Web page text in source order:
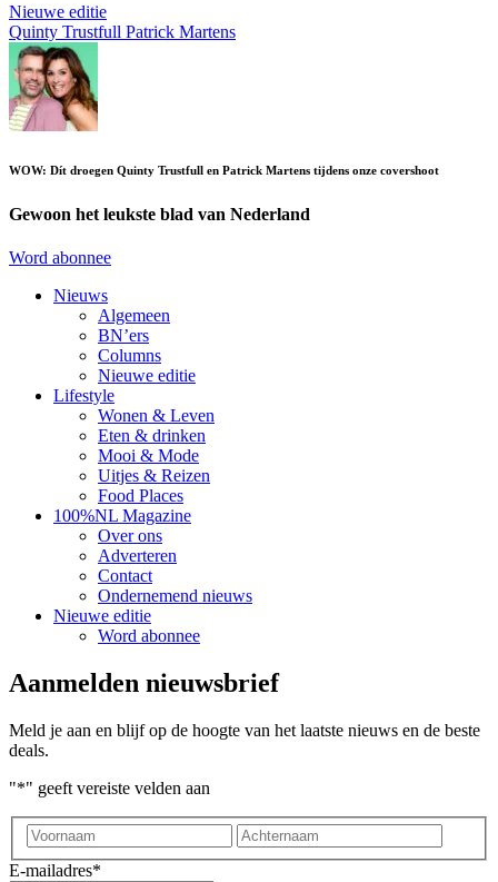
Nieuwe editie
Quinty Trustfull Patrick Martens
WOW: Dít droegen Quinty Trustfull en Patrick Martens tijdens onze covershoot
Gewoon het leukste blad van Nederland
Word abonnee
Nieuws
Algemeen
BN’ers
Columns
Nieuwe editie
Lifestyle
Wonen & Leven
Eten & drinken
Mooi & Mode
Uitjes & Reizen
Food Places
100%NL Magazine
Over ons
Adverteren
Contact
Ondernemend nieuws
Nieuwe editie
Word abonnee
Aanmelden nieuwsbrief
Meld je aan en blijf op de hoogte van het laatste nieuws en de beste
deals.
"*" geeft vereiste velden aan
Voornaam
E-mailadres*